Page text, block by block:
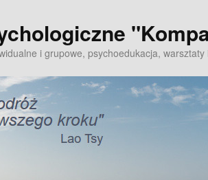
i grupowe, psychoedukacja, warsztaty